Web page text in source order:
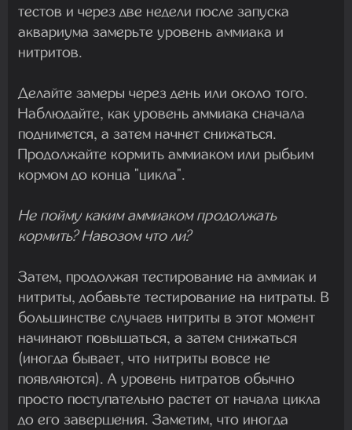
тестов и через две недели после запуска
аквариума замерьте уровень аммиака и
нитритов.
Делайте замеры через день или около того.
Наблюдайте, как уровень аммиака сначала
поднимется, а затем начнет снижаться.
Продолжайте кормить аммиаком или рыбьим
кормом до конца "цикла".
Не пойму каким аммиаком продолжать
кормить? Навозом что ли?
Затем, продолжая тестирование на аммиак и
нитриты, добавьте тестирование на нитраты. В
большинстве случаев нитриты в этот момент
начинают повышаться, а затем снижаться
(иногда бывает, что нитриты вовсе не
появляются). А уровень нитратов обычно
просто поступательно растет от начала цикла
до его завершения. Заметим, что иногда